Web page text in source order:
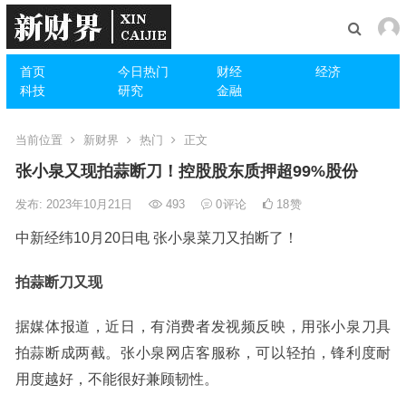
首页 今日热门 财经
经济
科技
研究 金融
当前位置 新财界 热门 正文
张小泉又现拍蒜断刀！控股股东质押超99%股份
发布: 2023年10月21日 493 0评论 18赞
中新经纬10月20日电 张小泉菜刀又拍断了！
拍蒜断刀又现
据媒体报道，近日，有消费者发视频反映，用张小泉刀具
拍蒜断成两截。张小泉网店客服称，可以轻拍，锋利度耐
用度越好，不能很好兼顾韧性。